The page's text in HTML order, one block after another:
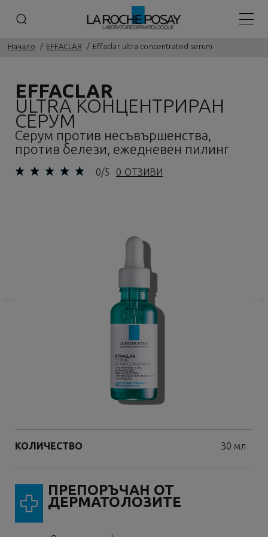
Начало EFFACLAR Effaclar ultra concentrated serum
EFFACLAR
ULTRA КОНЦЕНТРИРАН
СЕРУМ
Серум против несъвършенства,
против белези, ежедневен пилинг
0/5 0 ОТЗИВИ
КОЛИЧЕСТВО Volume
30 мл
ПРЕПОРЪЧАН ОТ
ДЕРМАТОЛОЗИТЕ